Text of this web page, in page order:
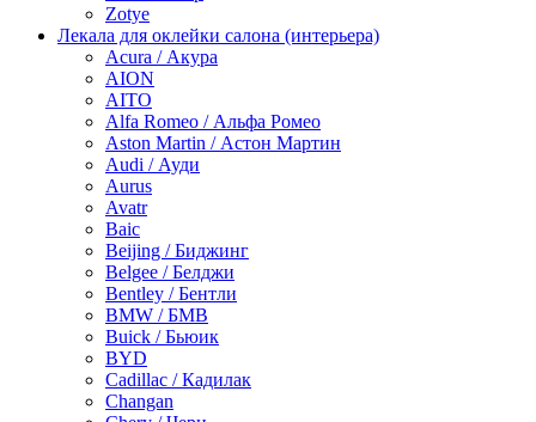
Zotye
Лекала для оклейки салона (интерьера)
Acura / Акура
AION
AITO
Alfa Romeo / Альфа Ромео
Aston Martin / Астон Мартин
Audi / Ауди
Aurus
Avatr
Baic
Beijing / Биджинг
Belgee / Белджи
Bentley / Бентли
BMW / БМВ
Buick / Бьюик
BYD
Cadillac / Кадилак
Changan